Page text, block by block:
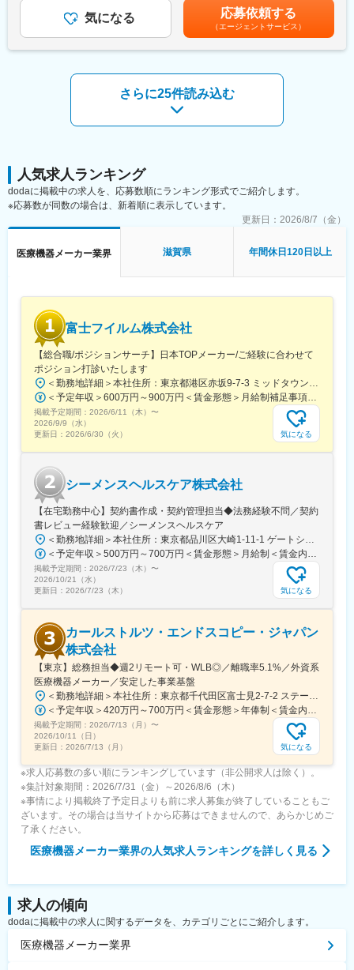
■歯科用インプラント営業の魅力・醍醐味
歯科業界では世界最大手の規模を誇るデンツプライシロナ社のイ
ンプラント事業部は、歯科用インプラントならびに関連製品の分
野で包括的なラインアップを提供しています。多彩なインプラン
クなポジショニングで圧倒的な知名力を誇り、日本におけるさら
なるシェア拡大をめざしています。他業界からの出身者も数多く
ー「iTero」
患者様の口腔内をリアルタイムでスキャンしデータ化すること
で、患者エンゲージメントとクリニックのデジタルワークフロー
の促進をサポートします。
ことです。その実現に向けて、ワークフローを効率化し、歯科診
療を進化させるソリューションを構築しました。患者様の心をつ
かみ、診療への自信をいっそう深めていただけるようお手伝いし
ます。
■iTero YouTubeチャンネル
https://www.youtube.com/watch?v=AeJ9QNfSKQg
■働き方
ご自身のスケジューリングで直行直帰可能です。広いエリアをご
担当いただきますので、出張が発生する場合があります。
【当社の特徴】
当社はマウスピース矯正製品を提供する外資系歯科メーカーで、
歯科矯正を通じ「人々の笑顔を作り、人生を変える」ことを目標
としております。マウスピース矯正のパイオニアであり、圧倒的
トップシェアを誇ります。米国アライン・テクノロジー社は1997
年設立、現在世界中で社員約2万人が所属しており、世界2000万
人以上の治療実績があります。
年収は、前職考慮の上決定いたします。賃金はあくまでも目安の
金額であり、選考を通じて上下する可能性があります。月給(月額)
は固定手当を含めた表記です。
気になる 応募依頼する
（エージェントサービス）
さらに25件読み込む
人気求人ランキング
dodaに掲載中の求人を、応募数順にランキング形式でご紹介します。
※応募数が同数の場合は、新着順に表示しています。
更新日： 2026/8/7（金）
医療機器メーカー業界 滋賀県 年間休日120日以上
富士フイルム株式会社
【総合職/ポジションサーチ】日本TOPメーカー/ご経験に合わせて
ポジション打診いたします
＜勤務地詳細＞本社住所：東京都港区赤坂9-7-3 ミッドタウン・ウェスト勤務地最寄駅：東京メトロ日比谷線／都営大江戸線／六本木駅受動喫煙対策：敷地内全面禁煙変更の範囲：会社の定める事業所（リモートワーク含む）
＜予定年収＞600万円～900万円＜賃金形態＞月給制補足事項なし＜賃金内訳＞月額（基本給）：300,000円～500,000円＜月給＞300,000円～500,000円＜昇給有無＞有＜残業手当＞有賃金はあくまでも目安の金額であり、選考を通じて上下する可能性があります。月給(月額)は固定手当を含めた表記です。
掲載予定期間： 2026/6/11（木） 〜
2026/9/9（水）
更新日： 2026/6/30（火） 気になる
シーメンスヘルスケア株式会社
【在宅勤務中心】契約書作成・契約管理担当◆法務経験不問／契約
書レビュー経験歓迎／シーメンスヘルスケア
＜勤務地詳細＞本社住所：東京都品川区大崎1-11-1 ゲートシティ大崎ウエストタワー勤務地最寄駅：JR線／大崎駅受動喫煙対策：屋内全面禁煙変更の範囲：会社の定める事業所（リモートワーク含む）
＜予定年収＞500万円～700万円＜賃金形態＞月給制＜賃金内訳＞月額（基本給）：250,000円～500,000円＜月給＞250,000円～500,000円＜昇給有無＞有＜残業手当＞有＜給与補足＞※給与詳細は経験・能力・前職給与等を踏まえて決定致します。■昇給：年1回（10月）■賞与：年2回（6月・12月）賃金はあくまでも目安の金額であり、選考を通じて上下する可能性があります。月給(月額)は固定手当を含めた表記です。
掲載予定期間： 2026/7/23（木） 〜
2026/10/21（水）
更新日： 2026/7/23（木） 気になる
カールストルツ・エンドスコピー・ジャパン
株式会社
【東京】総務担当◆週2リモート可・WLB◎／離職率5.1%／外資系
医療機器メーカー／安定した事業基盤
＜勤務地詳細＞本社住所：東京都千代田区富士見2-7-2 ステージビルディング8F勤務地最寄駅：JR総武線／飯田橋駅受動喫煙対策：屋内全面禁煙変更の範囲：会社の定める事業所（リモートワーク含む）
＜予定年収＞420万円～700万円＜賃金形態＞年俸制＜賃金内訳＞年額（基本給）：3,319,800円～5,440,000円固定残業手当/月：73,350円～130,000円（固定残業時間30時間0分/月）超過した時間外労働の残業手当は追加支給＜月額＞350,000円～583,333円（12分割）（一律手当を含む）＜昇給有無＞有＜残業手当＞有＜給与補足＞※経験・能力・前職での給与を考慮し､当社規定により決定します。■パフォーマンスボーナス（個人実績連動／年1回■昇給：有（人事評価・会社業績に基づく）賃金はあくまでも目安の金額であり、選考を通じて上下する可能性があります。月給(月額)は固定手当を含めた表記です。
掲載予定期間： 2026/7/13（月） 〜
2026/10/11（日）
更新日： 2026/7/13（月） 気になる
※求人応募数の多い順にランキングしています（非公開求人は除く）。
※集計対象期間：2026/7/31（金）～2026/8/6（木）
※事情により掲載終了予定日よりも前に求人募集が終了していることもご
ざいます。その場合は当サイトから応募はできませんので、あらかじめご
了承ください。
医療機器メーカー業界の人気求人ランキングを詳しく見る
求人の傾向
dodaに掲載中の求人に関するデータを、カテゴリごとにご紹介します。
医療機器メーカー業界